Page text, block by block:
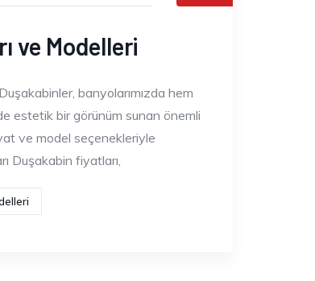
ve Modelleri
banyolarımızda hem
estetik bir görünüm sunan önemli
ve model seçenekleriyle
Duşakabin fiyatları,